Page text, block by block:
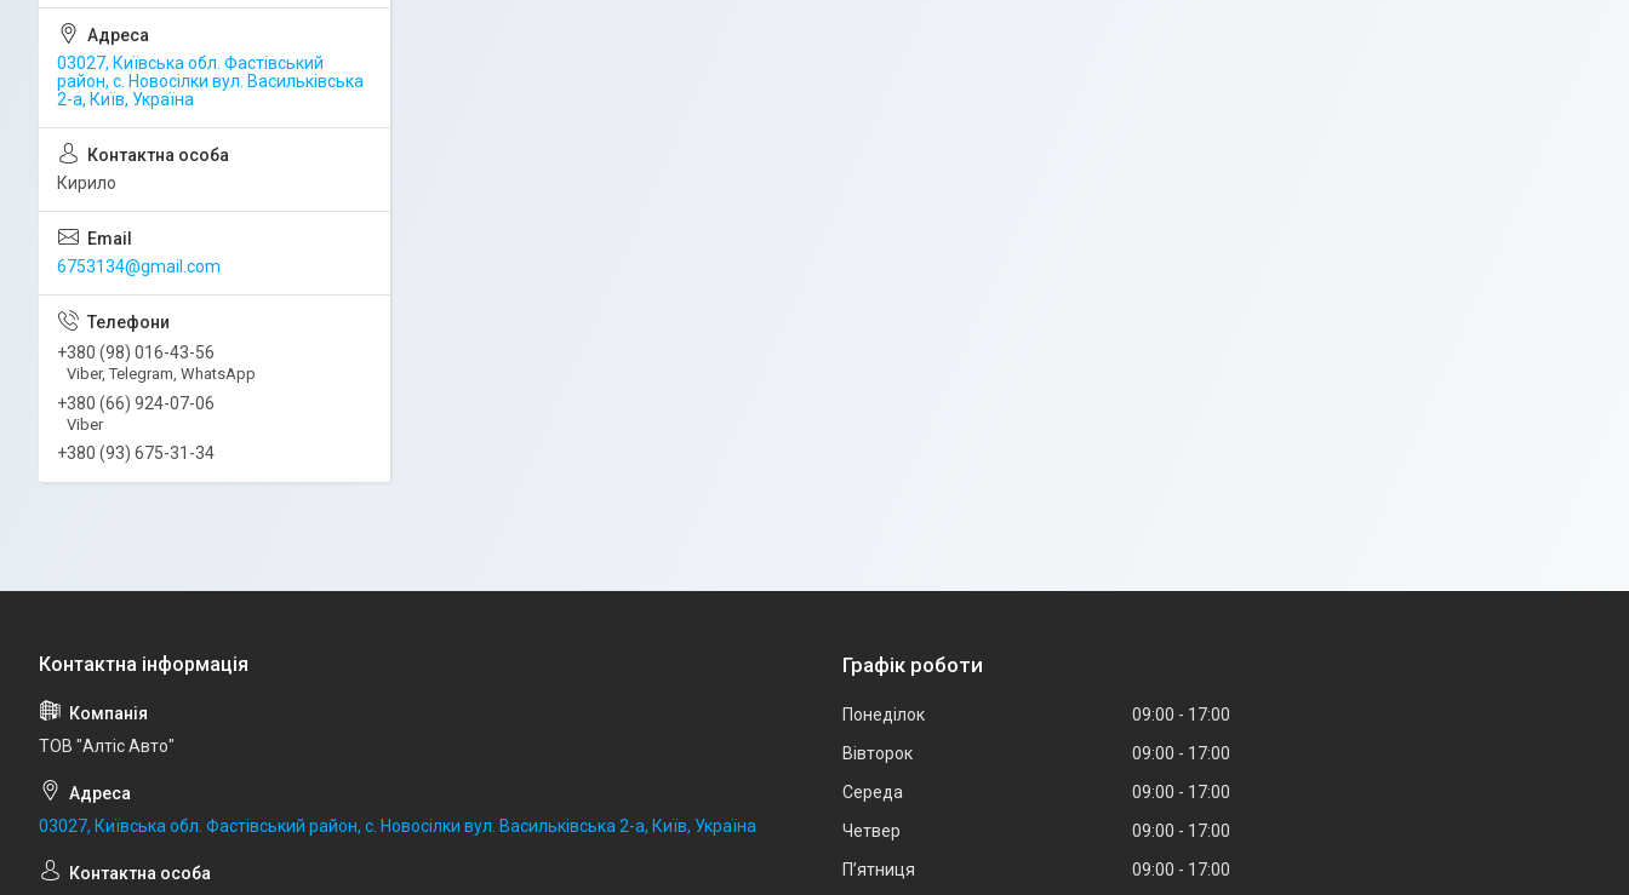
03027, Київська обл. Фастівський
район, с. Новосілки вул. Васильківська
2-а, Київ, Україна
Кирило
6753134@gmail.com
+380 (98) 016-43-56
Viber, Telegram, WhatsApp
+380 (66) 924-07-06
Viber
+380 (93) 675-31-34
ТОВ "Алтіс Авто"
03027, Київська обл. Фастівський район, с. Новосілки вул. Васильківська 2-а, Київ, Україна
Графік роботи
Понеділок 09:00
17:00
Вівторок
09:00
17:00
Середа
09:00
17:00
Четвер
09:00
17:00
Пʼятниця
09:00 17:00